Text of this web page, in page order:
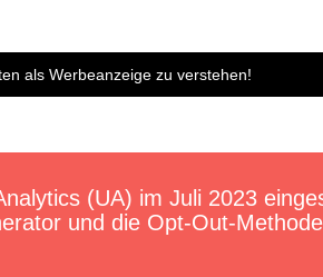
als Werbeanzeige zu verstehen!
(UA) im Juli 2023
und die Opt-Out-